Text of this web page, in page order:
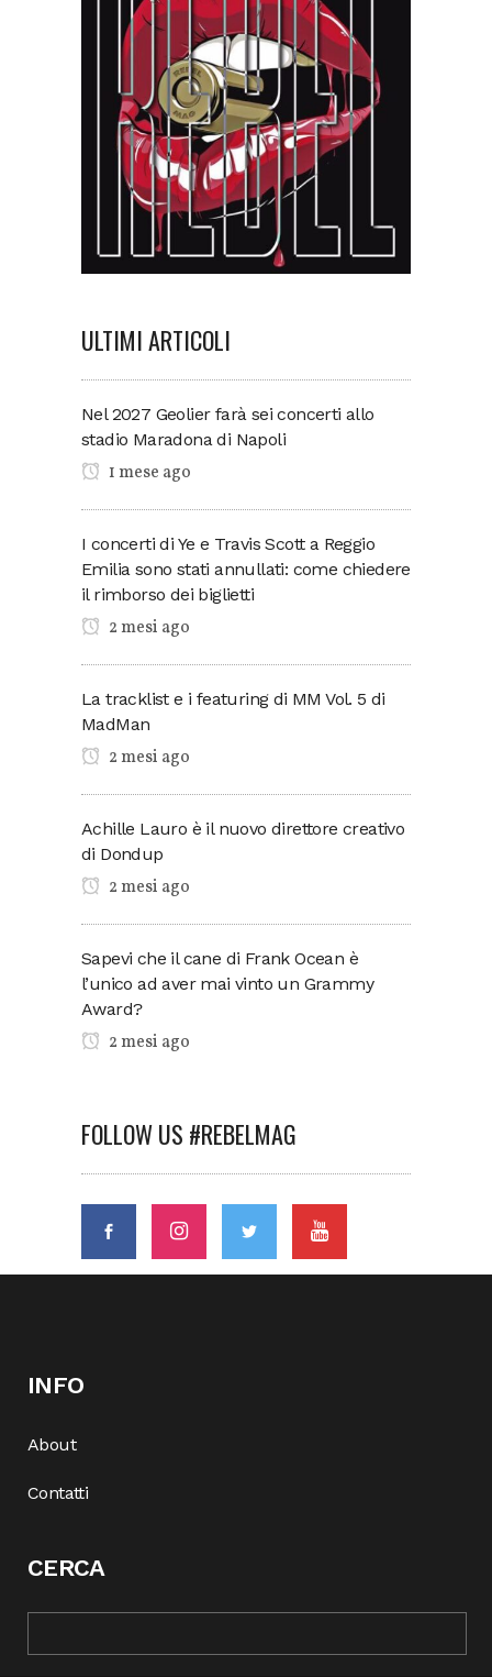
ULTIMI ARTICOLI
Nel 2027 Geolier farà sei concerti allo
stadio Maradona di Napoli
1 mese ago
I concerti di Ye e Travis Scott a Reggio
Emilia sono stati annullati: come chiedere
il rimborso dei biglietti
2 mesi ago
La tracklist e i featuring di MM Vol. 5 di
MadMan
2 mesi ago
Achille Lauro è il nuovo direttore creativo
di Dondup
2 mesi ago
Sapevi che il cane di Frank Ocean è
l’unico ad aver mai vinto un Grammy
Award?
2 mesi ago
FOLLOW US #REBELMAG
INFO
About
Contatti
CERCA